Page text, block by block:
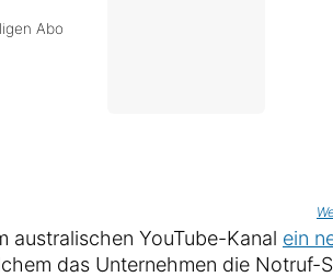
Abo
australischen YouTube-Kanal ein
das Unternehmen die Notruf-